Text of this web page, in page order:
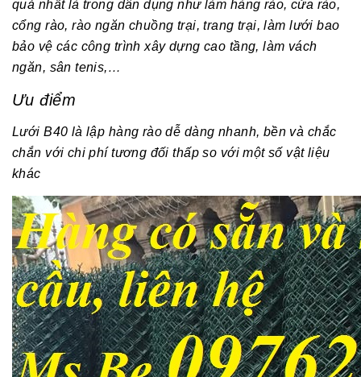
quả nhất là trong dân dụng như làm hàng rào, cửa rào,
cổng rào, rào ngăn chuồng trại, trang trại, làm lưới bao
bảo vệ các công trình xây dựng cao tầng, làm vách
ngăn, sân tenis,…
Ưu điểm
Lưới B40 là lập hàng rào dễ dàng nhanh, bền và chắc
chắn với chi phí tương đối thấp so với một số vật liệu
khác